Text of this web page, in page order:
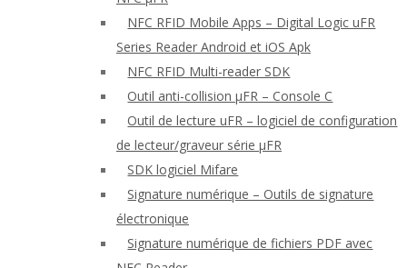
NFC RFID Mobile Apps – Digital Logic uFR
Series Reader Android et iOS Apk
NFC RFID Multi-reader SDK
Outil anti-collision μFR – Console C
Outil de lecture uFR – logiciel de configuration
de lecteur/graveur série μFR
SDK logiciel Mifare
Signature numérique – Outils de signature
électronique
Signature numérique de fichiers PDF avec